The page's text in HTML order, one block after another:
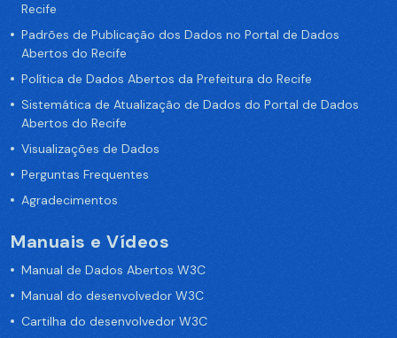
Recife
Padrões de Publicação dos Dados no Portal de Dados
Abertos do Recife
Política de Dados Abertos da Prefeitura do Recife
Sistemática de Atualização de Dados do Portal de Dados
Abertos do Recife
Visualizações de Dados
Perguntas Frequentes
Agradecimentos
Manuais e Vídeos
Manual de Dados Abertos W3C
Manual do desenvolvedor W3C
Cartilha do desenvolvedor W3C